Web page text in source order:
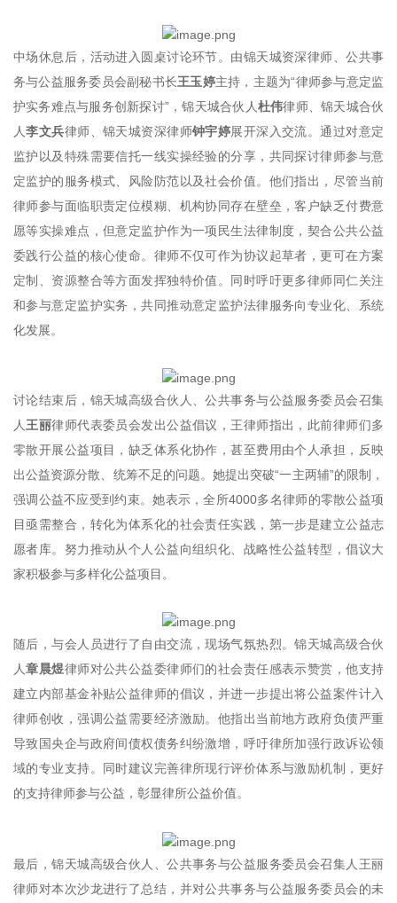
中场休息后，活动进入圆桌讨论环节。由锦天城资深律师、公共事
务与公益服务委员会副秘书长王玉婷主持，主题为“律师参与意定监
护实务难点与服务创新探讨”，锦天城合伙人杜伟律师、锦天城合伙
人李文兵律师、锦天城资深律师钟宇婷展开深入交流。通过对意定
监护以及特殊需要信托一线实操经验的分享，共同探讨律师参与意
定监护的服务模式、风险防范以及社会价值。他们指出，尽管当前
律师参与面临职责定位模糊、机构协同存在壁垒，客户缺乏付费意
愿等实操难点，但意定监护作为一项民生法律制度，契合公共公益
委践行公益的核心使命。律师不仅可作为协议起草者，更可在方案
定制、资源整合等方面发挥独特价值。同时呼吁更多律师同仁关注
和参与意定监护实务，共同推动意定监护法律服务向专业化、系统
化发展。
讨论结束后，锦天城高级合伙人、公共事务与公益服务委员会召集
人 王丽律师代表委员会发出公益倡议，王律师指出，此前律师们多
零散开展公益项目，缺乏体系化协作，甚至费用由个人承担，反映
出公益资源分散、统筹不足的问题。她提出突破“一主两辅”的限制，
强调公益不应受到约束。她表示，全所4000多名律师的零散公益项
目亟需整合，转化为体系化的社会责任实践，第一步是建立公益志
愿者库。努力推动从个人公益向组织化、战略性公益转型，倡议大
家积极参与多样化公益项目。
随后，与会人员进行了自由交流，现场气氛热烈。锦天城高级合伙
人章晨煜律师对公共公益委律师们的社会责任感表示赞赏，他支持
建立内部基金补贴公益律师的倡议，并进一步提出将公益案件计入
律师创收，强调公益需要经济激励。他指出当前地方政府负债严重
导致国央企与政府间债权债务纠纷激增，呼吁律所加强行政诉讼领
域的专业支持。同时建议完善律所现行评价体系与激励机制，更好
的支持律师参与公益，彰显律所公益价值。
最后，锦天城高级合伙人、公共事务与公益服务委员会召集人王丽
律师对本次沙龙进行了总结，并对公共事务与公益服务委员会的未